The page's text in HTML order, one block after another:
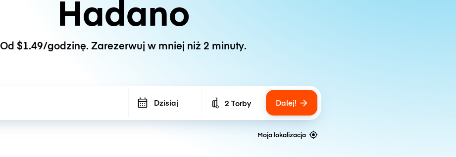
Hadano
Od $1.49/godzinę. Zarezerwuj w mniej niż 2 minuty.
Dzisiaj Number of bags
2 Torby Dalej!
Moja lokalizacja